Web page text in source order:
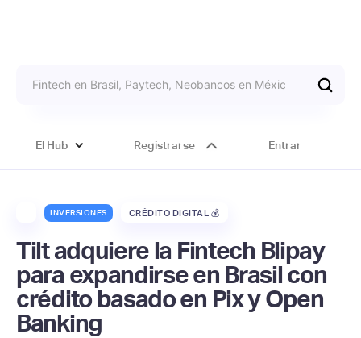
El Hub Registrarse Entrar
INVERSIONES CRÉDITO DIGITAL 💰
Tilt adquiere la Fintech Blipay
para expandirse en Brasil con
crédito basado en Pix y Open
Banking